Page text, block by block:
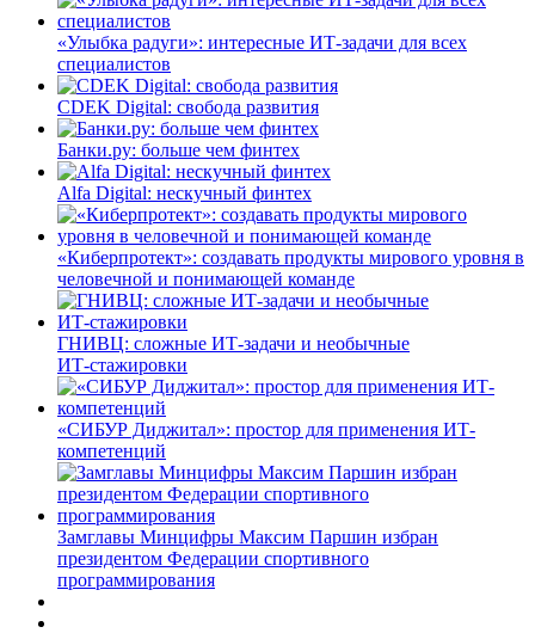
«Улыбка радуги»: интересные ИТ-задачи для всех
специалистов
CDEK Digital: свобода развития
Банки.ру: больше чем финтех
Alfa Digital: нескучный финтех
«Киберпротект»: создавать продукты мирового уровня в
человечной и понимающей команде
ГНИВЦ: сложные ИТ‑задачи и необычные
ИТ‑стажировки
«СИБУР Диджитал»: простор для применения ИТ-
компетенций
Замглавы Минцифры Максим Паршин избран
президентом Федерации спортивного
программирования